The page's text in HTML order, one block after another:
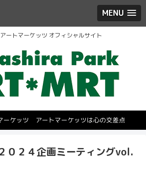
MENU
ートマーケッツ オフィシャルサイト
ーケッツ アートマーケッツは心の交差点
０２４企画ミーティングvol.